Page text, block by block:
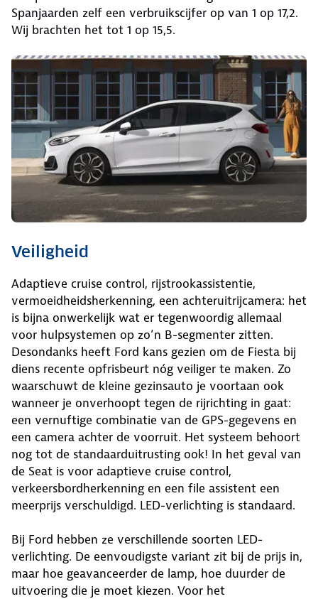
Spanjaarden zelf een verbruikscijfer op van 1 op 17,2.
Wij brachten het tot 1 op 15,5.
Veiligheid
Adaptieve cruise control, rijstrookassistentie,
vermoeidheidsherkenning, een achteruitrijcamera: het
is bijna onwerkelijk wat er tegenwoordig allemaal
voor hulpsystemen op zo’n B-segmenter zitten.
Desondanks heeft Ford kans gezien om de Fiesta bij
diens recente opfrisbeurt nóg veiliger te maken. Zo
waarschuwt de kleine gezinsauto je voortaan ook
wanneer je onverhoopt tegen de rijrichting in gaat:
een vernuftige combinatie van de GPS-gegevens en
een camera achter de voorruit. Het systeem behoort
nog tot de standaarduitrusting ook! In het geval van
de Seat is voor adaptieve cruise control,
verkeersbordherkenning en een file assistent een
meerprijs verschuldigd. LED-verlichting is standaard.
Bij Ford hebben ze verschillende soorten LED-
verlichting. De eenvoudigste variant zit bij de prijs in,
maar hoe geavanceerder de lamp, hoe duurder de
uitvoering die je moet kiezen. Voor het